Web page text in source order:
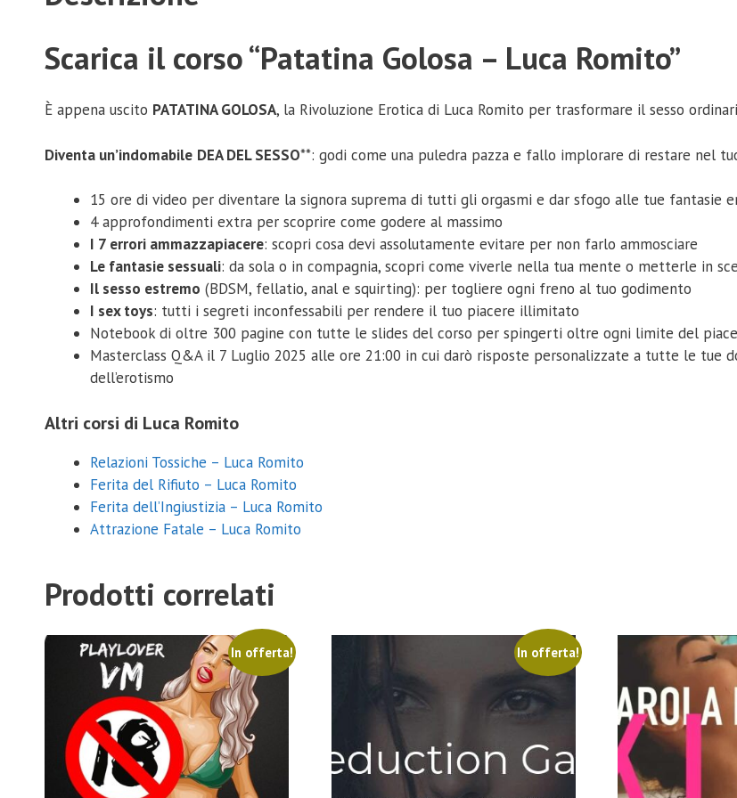
Scarica il corso “Patatina Golosa – Luca Romito”
È appena uscito PATATINA GOLOSA, la Rivoluzione Erotica di Luca Romito per trasformare il sesso
Diventa un’indomabile DEA DEL SESSO**: godi come una puledra pazza e fallo implorare di restare nel
15 ore di video per diventare la signora suprema di tutti gli orgasmi e dar sfogo alle tue fantasie
4 approfondimenti extra per scoprire come godere al massimo
I 7 errori ammazzapiacere: scopri cosa devi assolutamente evitare per non farlo ammosciare
Le fantasie sessuali: da sola o in compagnia, scopri come viverle nella tua mente o metterle in
Il sesso estremo (BDSM, fellatio, anal e squirting): per togliere ogni freno al tuo godimento
I sex toys: tutti i segreti inconfessabili per rendere il tuo piacere illimitato
Notebook di oltre 300 pagine con tutte le slides del corso per spingerti oltre ogni limite del
Masterclass Q&A il 7 Luglio 2025 alle ore 21:00 in cui darò risposte personalizzate a tutte le tue
dell’erotismo
Altri corsi di Luca Romito
Relazioni Tossiche – Luca Romito
Ferita del Rifiuto – Luca Romito
Ferita dell’Ingiustizia – Luca Romito
Attrazione Fatale – Luca Romito
Prodotti correlati
In offerta! In offerta!